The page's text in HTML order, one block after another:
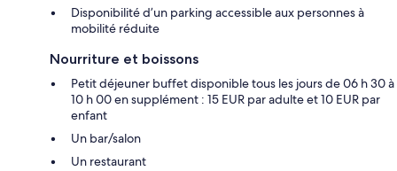
Disponibilité d’un parking accessible aux personnes à
mobilité réduite
Nourriture et boissons
Petit déjeuner buffet disponible tous les jours de 06 h 30 à
10 h 00 en supplément : 15 EUR par adulte et 10 EUR par
enfant
Un bar/salon
Un restaurant